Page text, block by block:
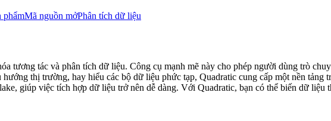
phẩmMã nguồn mởPhân tích dữ liệu
tương tác và phân tích dữ liệu. Công cụ mạnh mẽ này cho phép người dùng trò
thị trường, hay hiểu các bộ dữ liệu phức tạp, Quadratic cung cấp một nền tảng
giúp việc tích hợp dữ liệu trở nên dễ dàng. Với Quadratic, bạn có thể biến dữ liệu